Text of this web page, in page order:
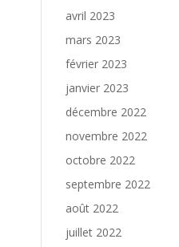
avril 2023
mars 2023
février 2023
janvier 2023
décembre 2022
novembre 2022
octobre 2022
septembre 2022
août 2022
juillet 2022